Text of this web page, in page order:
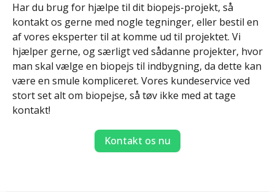
Har du brug for hjælpe til dit biopejs-projekt, så
kontakt os gerne med nogle tegninger, eller bestil en
af vores eksperter til at komme ud til projektet. Vi
hjælper gerne, og særligt ved sådanne projekter, hvor
man skal vælge en biopejs til indbygning, da dette kan
være en smule kompliceret. Vores kundeservice ved
stort set alt om biopejse, så tøv ikke med at tage
kontakt!
Kontakt os nu